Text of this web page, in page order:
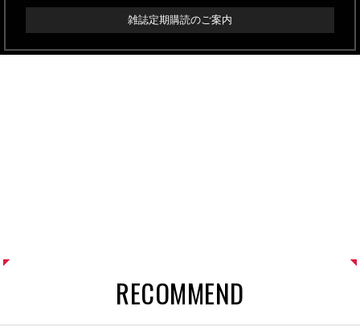
雑誌定期購読のご案内
RECOMMEND